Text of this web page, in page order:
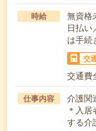
時給
無資
日払
は手続
交
交通費
仕事内容
介護関
＊入
する介